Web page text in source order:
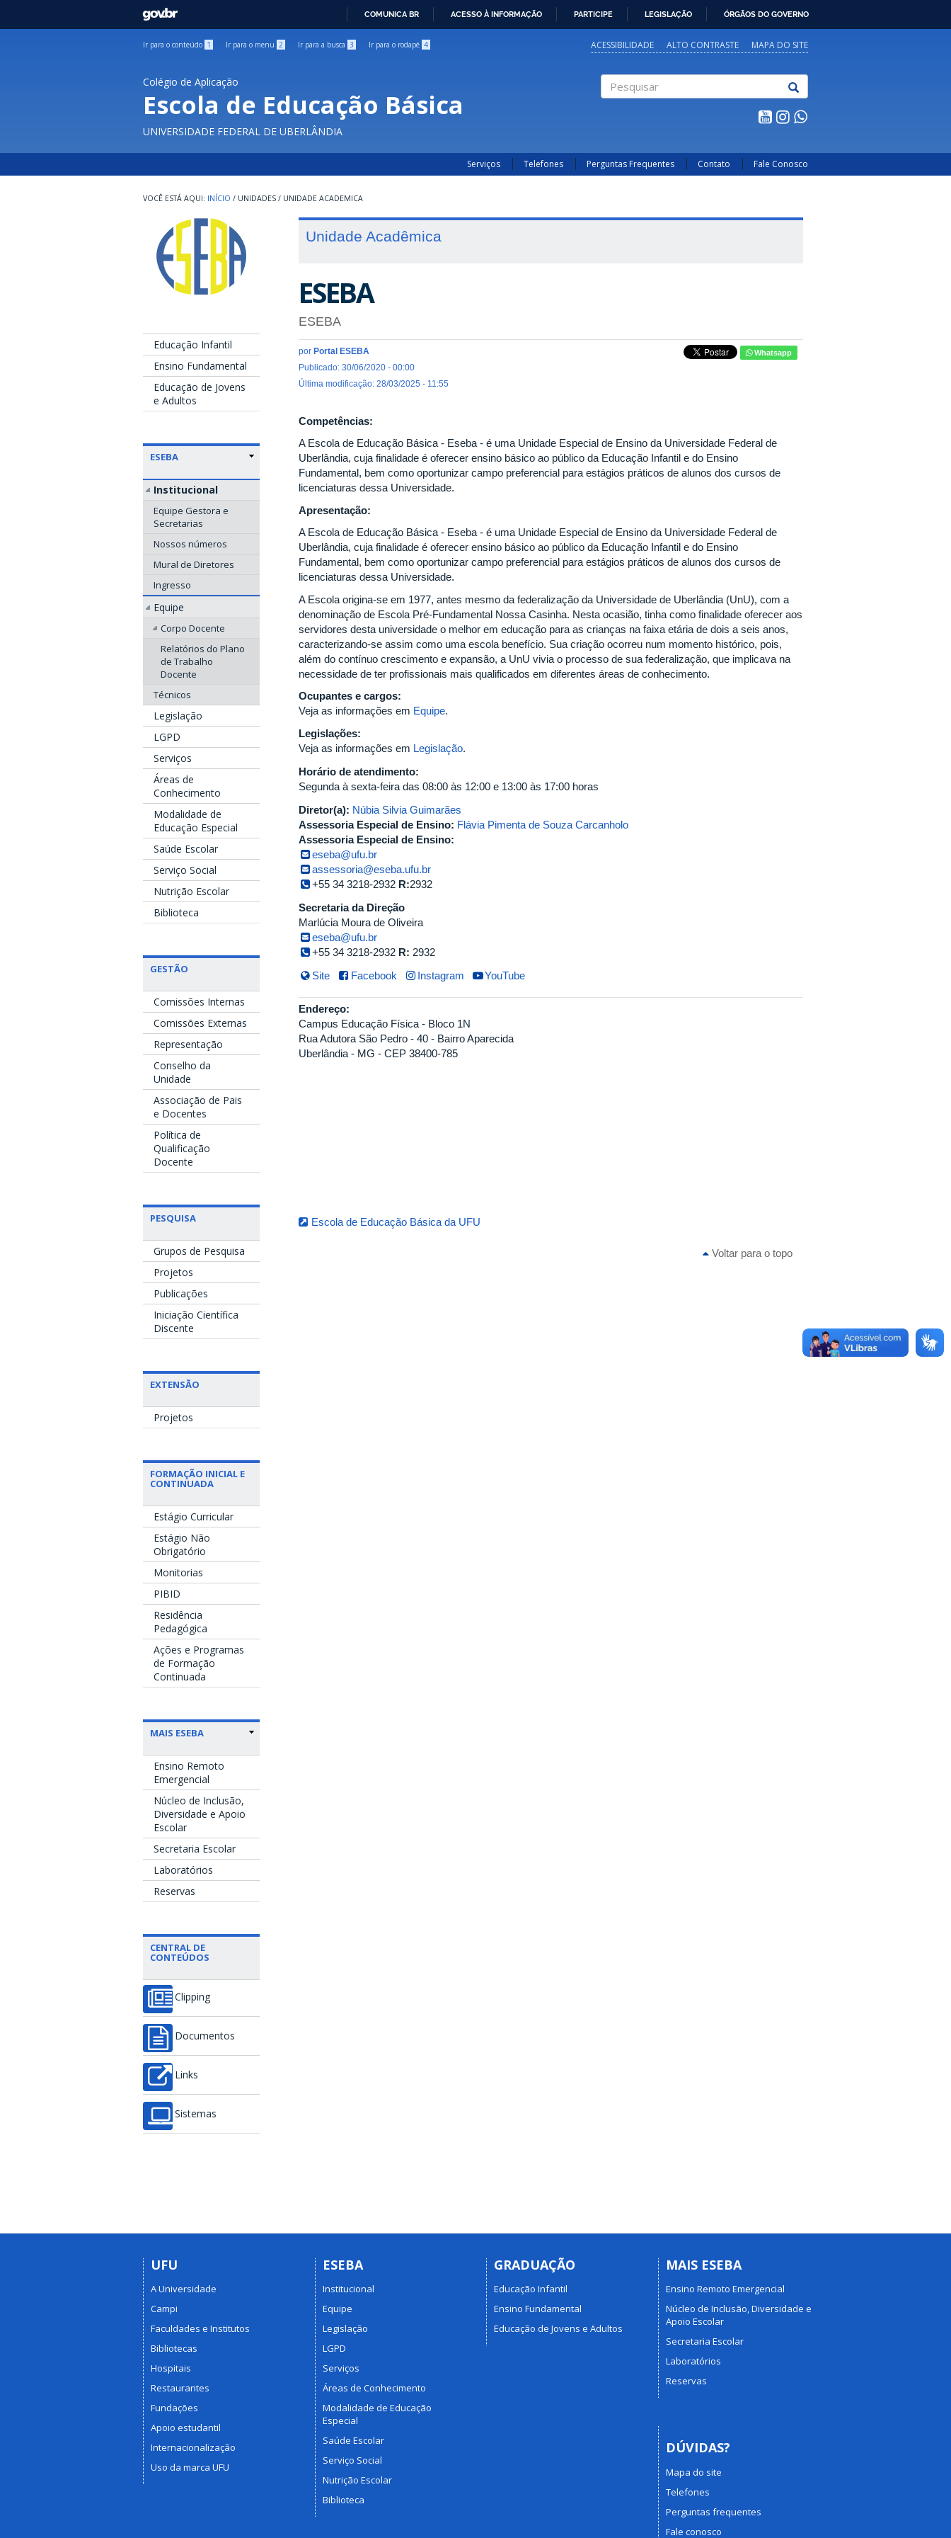
GOVBR
COMUNICA BR ACESSO À INFORMAÇÃO PARTICIPE LEGISLAÇÃO ÓRGÃOS DO GOVERNO
Ir para o conteúdo 1 Ir para o menu 2 Ir para a busca 3 Ir para o rodapé 4 ACESSIBILIDADE ALTO CONTRASTE MAPA DO SITE
Colégio de Aplicação
Escola de Educação Básica
UNIVERSIDADE FEDERAL DE UBERLÂNDIA
Serviços Telefones Perguntas Frequentes Contato Fale Conosco
INÍCIO / UNIDADES / UNIDADE ACADEMICA
Educação Infantil
Ensino Fundamental
Educação de Jovens
e Adultos
ESEBA
Institucional
Equipe Gestora e
Secretarias
Nossos números
Mural de Diretores
Ingresso
Equipe
Corpo Docente
Relatórios do Plano
de Trabalho
Docente
Técnicos
Legislação
LGPD
Serviços
Áreas de
Conhecimento
Modalidade de
Educação Especial
Saúde Escolar
Serviço Social
Nutrição Escolar
Biblioteca
GESTÃO
Comissões Internas
Comissões Externas
Representação
Conselho da
Unidade
Associação de Pais
e Docentes
Política de
Qualificação
Docente
PESQUISA
Grupos de Pesquisa
Projetos
Publicações
Iniciação Científica
Discente
EXTENSÃO
Projetos
FORMAÇÃO INICIAL E
CONTINUADA
Estágio Curricular
Estágio Não
Obrigatório
Monitorias
PIBID
Residência
Pedagógica
Ações e Programas
de Formação
Continuada
MAIS ESEBA
Ensino Remoto
Emergencial
Núcleo de Inclusão,
Diversidade e Apoio
Escolar
Secretaria Escolar
Laboratórios
Reservas
CENTRAL DE
CONTEÚDOS
Clipping
Documentos
Links
Sistemas
Unidade Acadêmica
ESEBA
ESEBA
por Portal ESEBA
Publicado: 30/06/2020 - 00:00
Última modificação: 28/03/2025 - 11:55
Whatsapp
Competências:
A Escola de Educação Básica - Eseba - é uma Unidade Especial de Ensino da Universidade Federal de
Uberlândia, cuja finalidade é oferecer ensino básico ao público da Educação Infantil e do Ensino
Fundamental, bem como oportunizar campo preferencial para estágios práticos de alunos dos cursos de
licenciaturas dessa Universidade.
Apresentação:
A Escola de Educação Básica - Eseba - é uma Unidade Especial de Ensino da Universidade Federal de
Uberlândia, cuja finalidade é oferecer ensino básico ao público da Educação Infantil e do Ensino
Fundamental, bem como oportunizar campo preferencial para estágios práticos de alunos dos cursos de
licenciaturas dessa Universidade.
A Escola origina-se em 1977, antes mesmo da federalização da Universidade de Uberlândia (UnU), com a
denominação de Escola Pré-Fundamental Nossa Casinha. Nesta ocasião, tinha como finalidade oferecer aos
servidores desta universidade o melhor em educação para as crianças na faixa etária de dois a seis anos,
caracterizando-se assim como uma escola benefício. Sua criação ocorreu num momento histórico, pois,
além do contínuo crescimento e expansão, a UnU vivia o processo de sua federalização, que implicava na
necessidade de ter profissionais mais qualificados em diferentes áreas de conhecimento.
Ocupantes e cargos:
Veja as informações em Equipe.
Legislações:
Veja as informações em Legislação.
Horário de atendimento:
Segunda à sexta-feira das 08:00 às 12:00 e 13:00 às 17:00 horas
Diretor(a): Núbia Silvia Guimarães
Assessoria Especial de Ensino: Flávia Pimenta de Souza Carcanholo
Assessoria Especial de Ensino:
eseba@ufu.br
assessoria@eseba.ufu.br
+55 34 3218-2932 R:2932
Secretaria da Direção
Marlúcia Moura de Oliveira
eseba@ufu.br
+55 34 3218-2932 R: 2932
Site
Facebook Instagram YouTube
Endereço:
Campus Educação Física - Bloco 1N
Rua Adutora São Pedro - 40 - Bairro Aparecida
Uberlândia - MG - CEP 38400-785
Escola de Educação Básica da UFU
Voltar para o topo
UFU
A Universidade
Campi
Faculdades e Institutos
Bibliotecas
Hospitais
Restaurantes
Fundações
Apoio estudantil
Internacionalização
Uso da marca UFU
ESEBA
Institucional
Equipe
Legislação
LGPD
Serviços
Áreas de Conhecimento
Modalidade de Educação
Especial
Saúde Escolar
Serviço Social
Nutrição Escolar
Biblioteca
GRADUAÇÃO
Educação Infantil
Ensino Fundamental
Educação de Jovens e Adultos
MAIS ESEBA
Ensino Remoto Emergencial
Núcleo de Inclusão, Diversidade e
Apoio Escolar
Secretaria Escolar
Laboratórios
Reservas
DÚVIDAS?
Mapa do site
Telefones
Perguntas frequentes
Fale conosco